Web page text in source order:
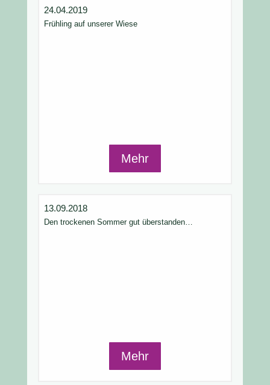
24.04.2019
Frühling auf unserer Wiese
Mehr
13.09.2018
Den trockenen Sommer gut überstanden…
Mehr